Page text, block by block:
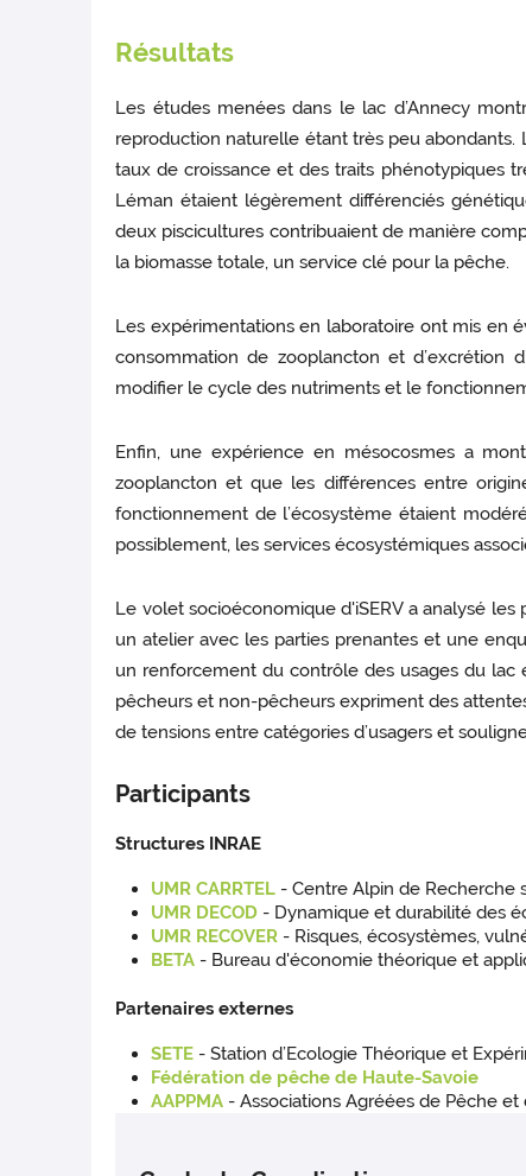
Résultats
Les études menées dans le lac d’Annecy
reproduction naturelle étant très peu
taux de croissance et des traits phénotypiques
Léman étaient légèrement différenciés
deux piscicultures contribuaient de manière
la biomasse totale, un service clé pour la pêche.
Les expérimentations en laboratoire ont mis en
consommation de zooplancton et d’excrétion
modifier le cycle des nutriments et le
Enfin, une expérience en mésocosmes a
zooplancton et que les différences entre
fonctionnement de l’écosystème étaient
possiblement, les services écosystémiques
Le volet socioéconomique d'iSERV a analysé
un atelier avec les parties prenantes et une
un renforcement du contrôle des usages du lac
pêcheurs et non-pêcheurs expriment des
de tensions entre catégories d’usagers et
Participants
Structures INRAE
UMR CARRTEL - Centre Alpin de Recherche
UMR DECOD - Dynamique et durabilité des
UMR RECOVER - Risques, écosystèmes,
BETA - Bureau d'économie théorique et
Partenaires externes
SETE - Station d’Ecologie Théorique et
Fédération de pêche de Haute-Savoie
AAPPMA - Associations Agréées de Pêche